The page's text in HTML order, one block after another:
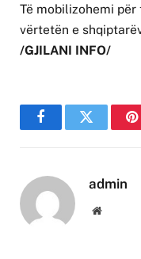
Të mobilizohemi
vërtetën e
/GJILANI INFO/
FacebookTwitter
admin
Website